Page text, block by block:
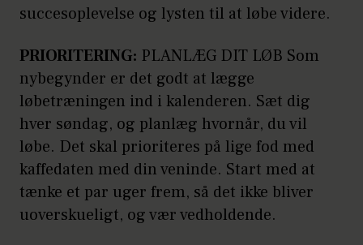
succesoplevelse og lysten til at løbe videre.
PRIORITERING: PLANLÆG DIT LØB Som
nybegynder er det godt at lægge
løbetræningen ind i kalenderen. Sæt dig
hver søndag, og planlæg hvornår, du vil
løbe. Det skal prioriteres på lige fod med
kaffedaten med din veninde. Start med at
tænke et par uger frem, så det ikke bliver
uoverskueligt, og vær vedholdende.